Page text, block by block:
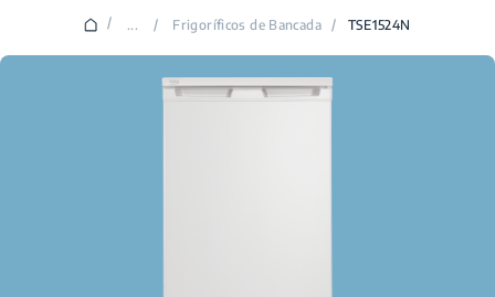
/ ... / Frigoríficos de Bancada / TSE1524N